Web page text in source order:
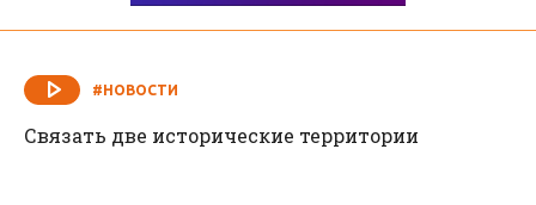
#НОВОСТИ
Связать две исторические территории